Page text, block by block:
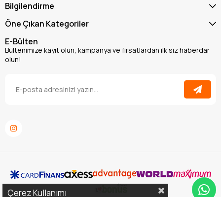
Bilgilendirme
Öne Çıkan Kategoriler
E-Bülten
Bültenimize kayıt olun, kampanya ve fırsatlardan ilk siz haberdar
olun!
Çerez Kullanımı